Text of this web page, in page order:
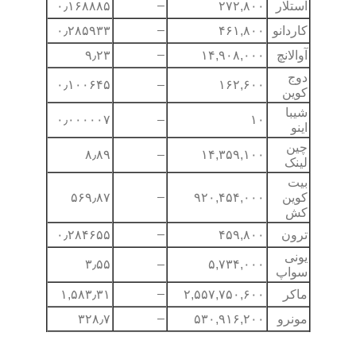
استلار ۲۷۲,۸۰۰ –
۰٫۱۶۸۸۸۵
کاردانو
۴۶۱,۸۰۰ –
۰٫۲۸۵۹۳۳
آوالانچ
۱۴,۹۰۸,۰۰۰ –
۹٫۲۳
دوج
کوین
۱۶۲,۶۰۰ – ۰٫۱۰۰۶۴۵
شیبا
اینو
۱۰ – ۰٫۰۰۰۰۰۷
چین
لینک
۱۴,۳۵۹,۱۰۰ – ۸٫۸۹
بیت
کوین
کش
۹۲۰,۴۵۴,۰۰۰ – ۵۶۹٫۸۷
ترون ۴۵۹,۸۰۰ –
۰٫۲۸۴۶۵۵
یونی
سواپ
۵,۷۳۴,۰۰۰ – ۳٫۵۵
ماکر ۲,۵۵۷,۷۵۰,۶۰۰ –
۱,۵۸۳٫۳۱
مونرو
۵۳۰,۹۱۶,۲۰۰ – ۳۲۸٫۷